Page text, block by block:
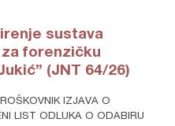
sustava
forenzičku
(JNT 64/26)
LIST ODLUKA O ODABIRU